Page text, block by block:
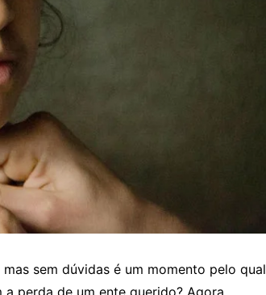
sem dúvidas é um momento pelo qual
perda de um ente querido? Agora